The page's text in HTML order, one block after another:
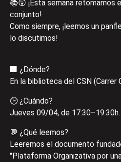
📚😲 ¡Esta semana retomamos
conjunto!
Como siempre, ¡leemos un
lo discutimos!
🏢 ¿Dónde?
En la biblioteca del CSN (Carrer
🕒 ¿Cuándo?
Jueves 09/04, de 17:30–19:30h.
💬 ¿Qué leemos?
Leeremos el documento
"Plataforma Organizativa por